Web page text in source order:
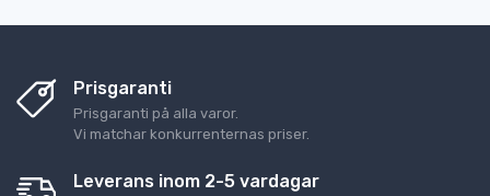
Prisgaranti
Prisgaranti på alla varor.
Vi matchar konkurrenternas priser.
Leverans inom 2-5 vardagar